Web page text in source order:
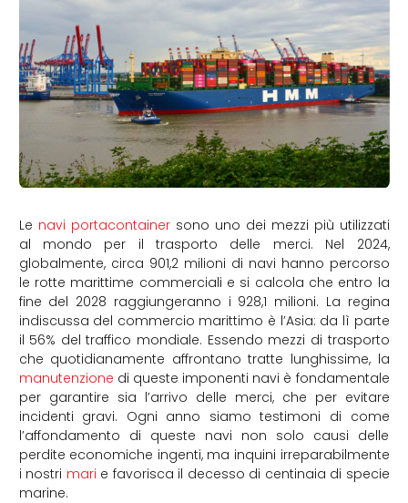
Le navi portacontainersono uno dei mezzi più utilizzati
al mondo per il trasporto delle merci. Nel 2024,
globalmente, circa 901,2 milioni di navi hanno percorso
le rotte marittime commerciali e si calcola che entro la
fine del 2028 raggiungeranno i 928,1 milioni. La regina
indiscussa del commercio marittimo è l’Asia: da lì parte
il 56% del traffico mondiale. Essendo mezzi di trasporto
che quotidianamente affrontano tratte lunghissime, la
manutenzione di queste imponenti navi è fondamentale
per garantire sia l’arrivo delle merci, che per evitare
incidenti gravi. Ogni anno siamo testimoni di come
l’affondamento di queste navi non solo causi delle
perdite economiche ingenti, ma inquini irreparabilmente
i nostri mari e favorisca il decesso di centinaia di specie
marine.